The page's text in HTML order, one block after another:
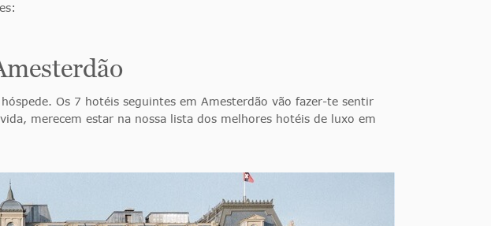
Os 7 hotéis seguintes em Amesterdão vão fazer-te sentir
merecem estar na nossa lista dos melhores hotéis de luxo em